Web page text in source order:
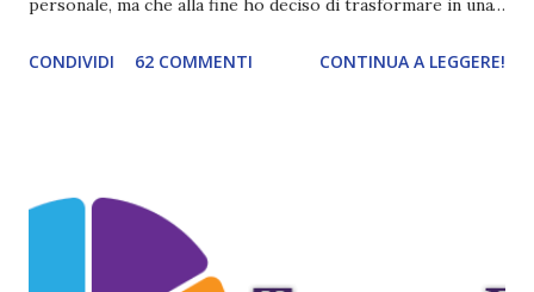
personale, ma che alla fine ho deciso di trasformare in una
persone interessate. E quindi eccomi qui con il post delle
challenge un po' particolare perché ogni libro letto può
ricoprire più di un obiettivo. Riportandovi l'esempio che ho
fatto nell'altro post, se leggo un libro horror sulle sirene
CONDIVIDI 62 COMMENTI CONTINUA A LEGGERE!